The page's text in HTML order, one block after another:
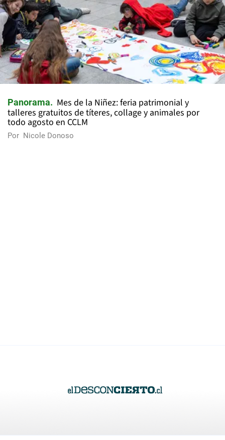
Panorama
Mes de la Niñez: feria patrimonial y
talleres gratuitos de títeres, collage y animales por
todo agosto en CCLM
Por Nicole Donoso